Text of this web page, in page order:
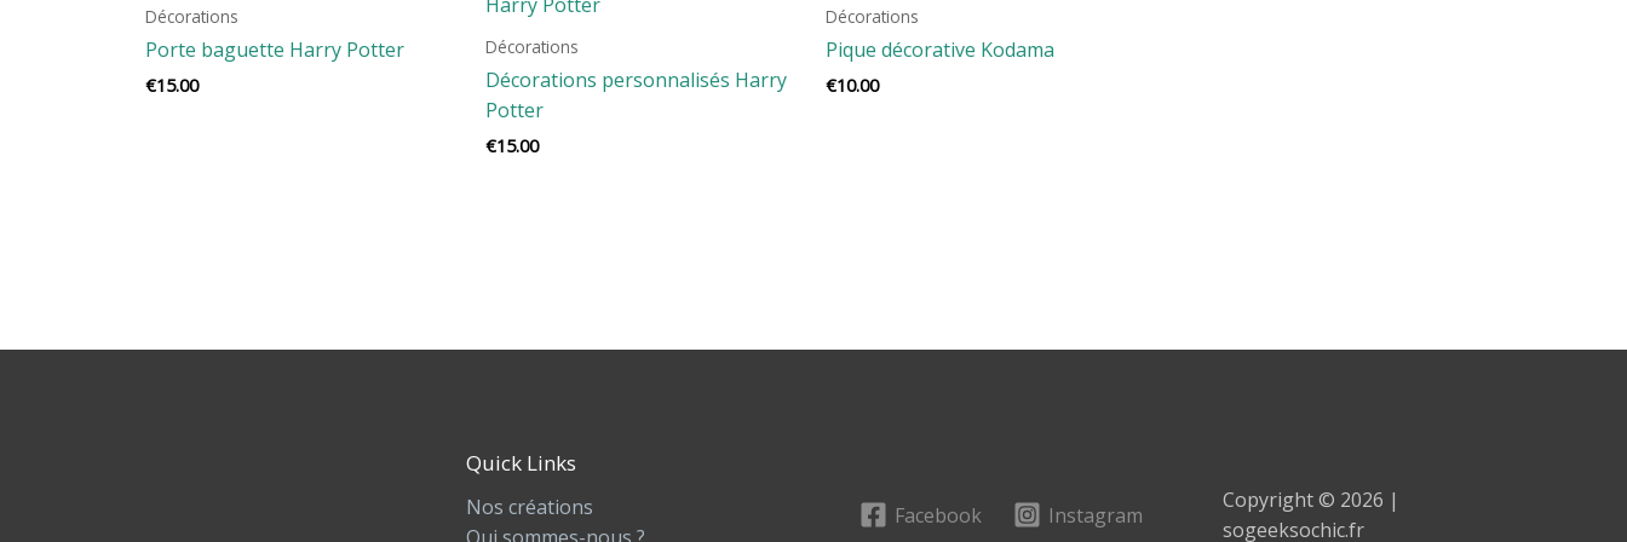
Décorations
Porte baguette Harry Potter
€15.00
Décorations
Décorations personnalisés Harry
Potter
€15.00
Décorations
Pique décorative Kodama
€10.00
Quick Links
Nos créations
Facebook Instagram
Copyright © 2026 |
sogeeksochic.fr